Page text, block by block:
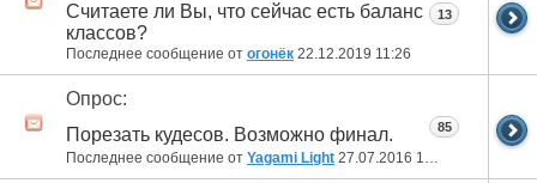
Считаете ли Вы, что сейчас есть баланс
классов?
Последнее сообщение от огонёк 22.12.2019 11:26
13
Опрос:
Порезать кудесов. Возможно финал.
Последнее сообщение от Yagami Light 27.07.2016 14:59
85